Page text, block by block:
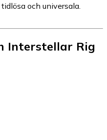
och universala.
Interstellar Rig